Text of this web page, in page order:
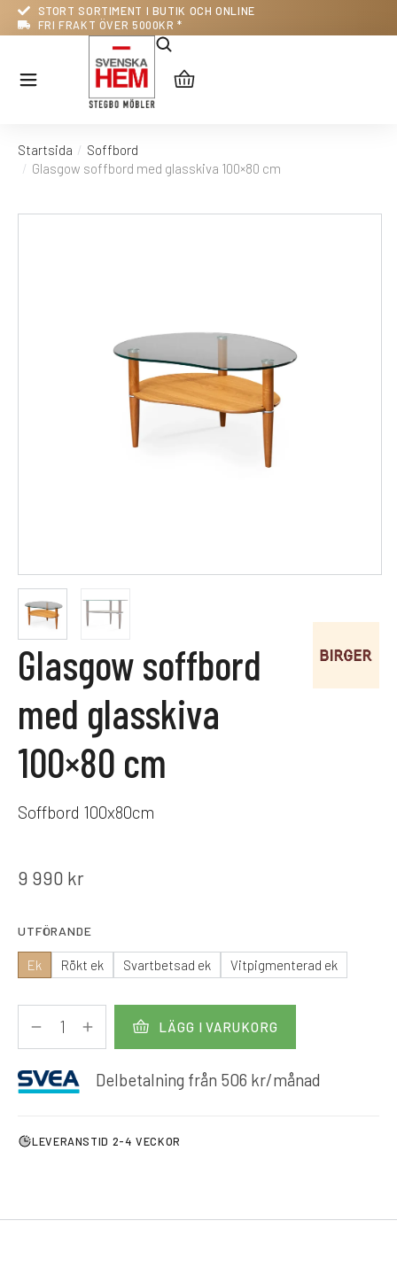
STORT SORTIMENT I BUTIK OCH ONLINE
FRI FRAKT ÖVER 5000KR *
Du är här:
Startsida
Soffbord
Glasgow soffbord med glasskiva 100×80 cm
Glasgow soffbord
med glasskiva
100×80 cm
Soffbord 100x80cm
9 990 kr
UTFÖRANDE
Ek Rökt ek Svartbetsad ek Vitpigmenterad ek
LÄGG I VARUKORG
Delbetalning från 506 kr/månad
LEVERANSTID 2-4 VECKOR